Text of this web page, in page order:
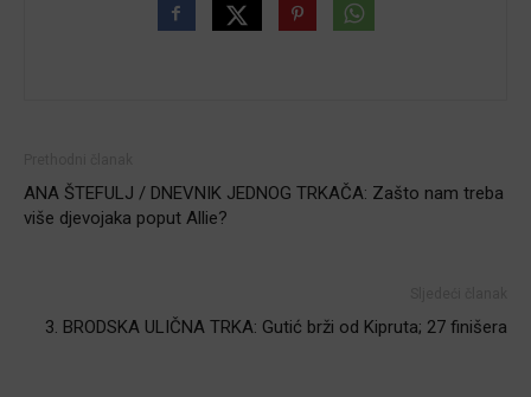
ANA ŠTEFULJ / DNEVNIK JEDNOG TRKAČA: Zašto nam treba
više djevojaka poput Allie?
3. BRODSKA ULIČNA TRKA: Gutić brži od Kipruta; 27 finišera